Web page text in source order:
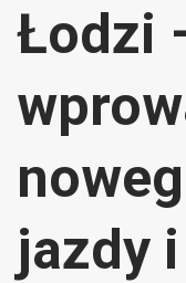
Łodzi
jazdy